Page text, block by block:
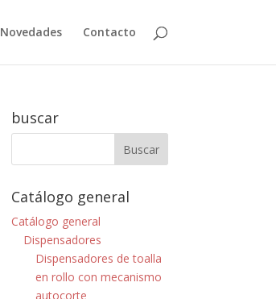
Novedades Contacto
buscar
Catálogo general
Catálogo general
Dispensadores
Dispensadores de toalla
en rollo con mecanismo
autocorte